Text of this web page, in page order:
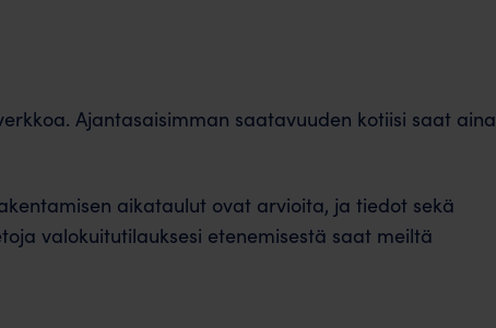
Ajantasaisimman saatavuuden kotiisi saat aina
aikataulut ovat arvioita, ja tiedot sekä
valokuitutilauksesi etenemisestä saat meiltä